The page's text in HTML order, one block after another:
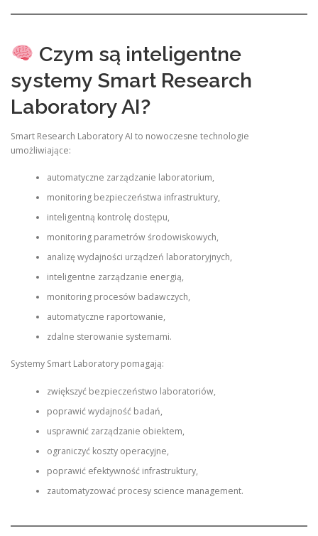
Czym są inteligentne
systemy Smart Research
Laboratory AI?
Smart Research Laboratory AI to nowoczesne technologie
umożliwiające:
automatyczne zarządzanie laboratorium,
monitoring bezpieczeństwa infrastruktury,
inteligentną kontrolę dostępu,
monitoring parametrów środowiskowych,
analizę wydajności urządzeń laboratoryjnych,
inteligentne zarządzanie energią,
monitoring procesów badawczych,
automatyczne raportowanie,
zdalne sterowanie systemami.
Systemy Smart Laboratory pomagają:
zwiększyć bezpieczeństwo laboratoriów,
poprawić wydajność badań,
usprawnić zarządzanie obiektem,
ograniczyć koszty operacyjne,
poprawić efektywność infrastruktury,
zautomatyzować procesy science management.